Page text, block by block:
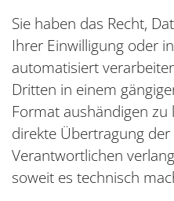
Sie haben das Recht,
Ihrer Einwilligung oder
automatisiert
Dritten in einem
Format aushändigen zu
direkte Übertragung
Verantwortlichen
soweit es technisch